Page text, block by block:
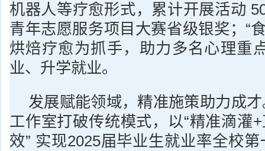
机器人等疗愈形式，累计开展活动
青年志愿服务项目大赛省级银奖；“
烘焙疗愈为抓手，助力多名心理重
业、升学就业。
发展赋能领域，精准施策助力成才
工作室打破传统模式，以“精准滴灌
效” 实现2025届毕业生就业率全校第